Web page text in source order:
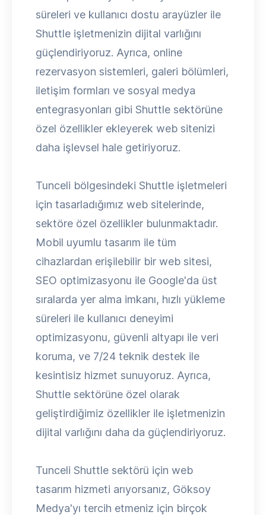
süreleri ve kullanıcı dostu arayüzler ile
Shuttle işletmenizin dijital varlığını
güçlendiriyoruz. Ayrıca, online
rezervasyon sistemleri, galeri bölümleri,
iletişim formları ve sosyal medya
entegrasyonları gibi Shuttle sektörüne
özel özellikler ekleyerek web sitenizi
daha işlevsel hale getiriyoruz.
Tunceli bölgesindeki Shuttle işletmeleri
için tasarladığımız web sitelerinde,
sektöre özel özellikler bulunmaktadır.
Mobil uyumlu tasarım ile tüm
cihazlardan erişilebilir bir web sitesi,
SEO optimizasyonu ile Google'da üst
sıralarda yer alma imkanı, hızlı yükleme
süreleri ile kullanıcı deneyimi
optimizasyonu, güvenli altyapı ile veri
koruma, ve 7/24 teknik destek ile
kesintisiz hizmet sunuyoruz. Ayrıca,
Shuttle sektörüne özel olarak
geliştirdiğimiz özellikler ile işletmenizin
dijital varlığını daha da güçlendiriyoruz.
Tunceli Shuttle sektörü için web
tasarım hizmeti arıyorsanız, Göksoy
Medya'yı tercih etmeniz için birçok